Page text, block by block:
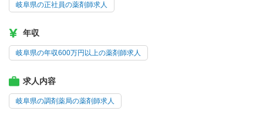
岐阜県の正社員の薬剤師求人
年収
岐阜県の年収600万円以上の薬剤師求人
求人内容
岐阜県の調剤薬局の薬剤師求人